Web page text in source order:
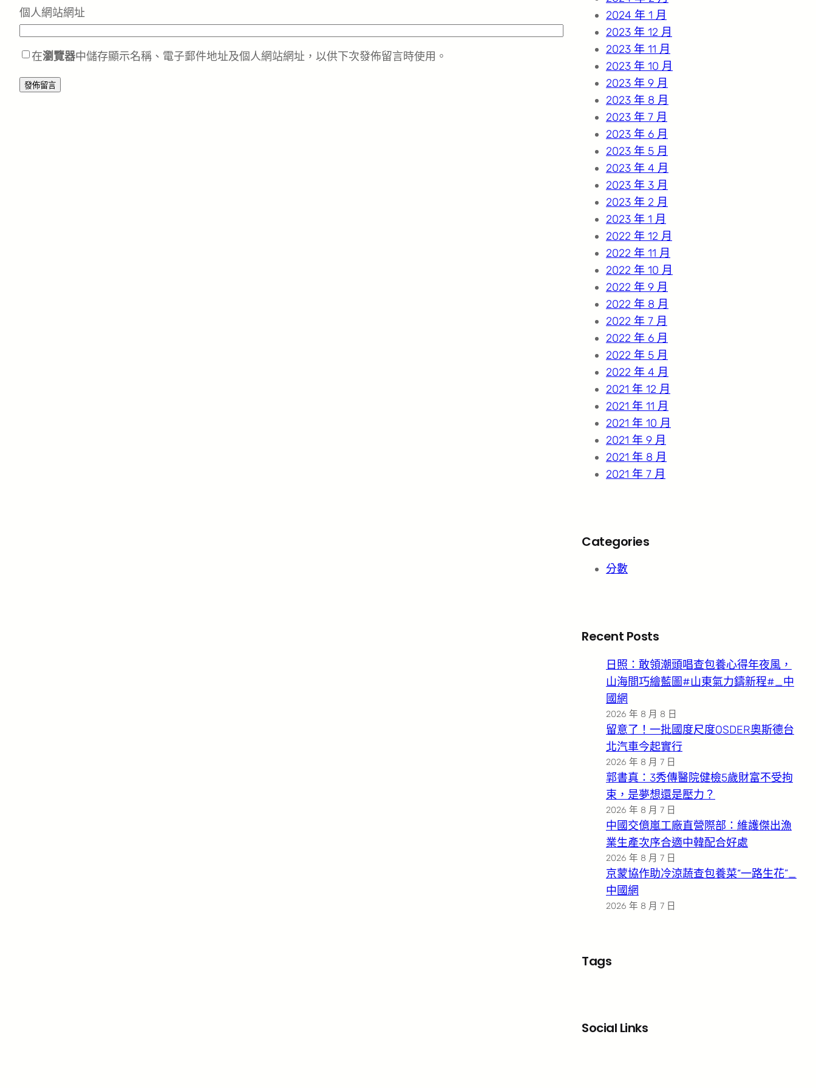
個人網站網址
在瀏覽器中儲存顯示名稱、電子郵件地址及個人網站網址，以供下次發佈留言時使用。
2024 年 1 月
2023 年 12 月
2023 年 11 月
2023 年 10 月
2023 年 9 月
2023 年 8 月
2023 年 7 月
2023 年 6 月
2023 年 5 月
2023 年 4 月
2023 年 3 月
2023 年 2 月
2023 年 1 月
2022 年 12 月
2022 年 11 月
2022 年 10 月
2022 年 9 月
2022 年 8 月
2022 年 7 月
2022 年 6 月
2022 年 5 月
2022 年 4 月
2021 年 12 月
2021 年 11 月
2021 年 10 月
2021 年 9 月
2021 年 8 月
2021 年 7 月
Categories
分數
Recent Posts
日照：敢領潮頭唱查包養心得年夜風，
山海間巧繪藍圖#山東氣力鑄新程#_中
國網
2026 年 8 月 8 日
留意了！一批國度尺度OSDER奧斯德台
北汽車今起實行
2026 年 8 月 7 日
郭書真：3秀傳醫院健檢5歲財富不受拘
束，是夢想還是壓力？
2026 年 8 月 7 日
中國交億嵐工廠直營際部：維護傑出漁
業生產次序合適中韓配合好處
2026 年 8 月 7 日
京蒙協作助冷涼蔬查包養菜“一路生花”_
中國網
2026 年 8 月 7 日
Tags
Social Links